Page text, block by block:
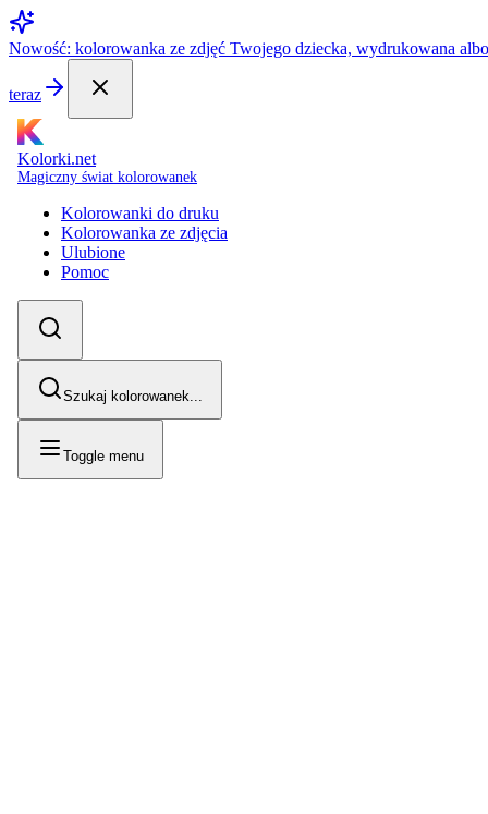
Nowość: kolorowanka ze zdjęć Twojego dziecka, wydrukowana
teraz
Kolorki.net
Magiczny świat kolorowanek
Kolorowanki do druku
Kolorowanka ze zdjęcia
Ulubione
Pomoc
Szukaj kolorowanek...
Toggle menu